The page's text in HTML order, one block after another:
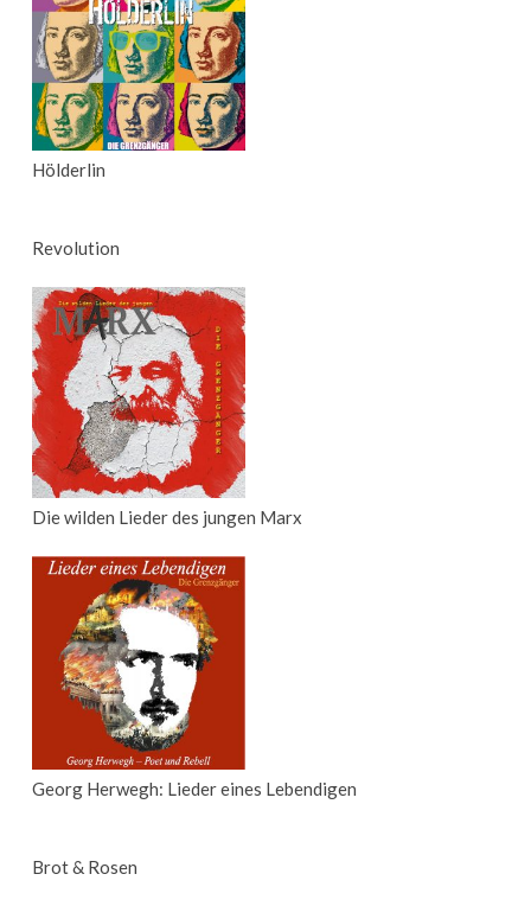
Hölderlin
Revolution
Die wilden Lieder des jungen Marx
Georg Herwegh: Lieder eines Lebendigen
Brot & Rosen